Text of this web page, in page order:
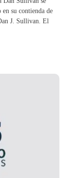
su contienda de
J. Sullivan. El